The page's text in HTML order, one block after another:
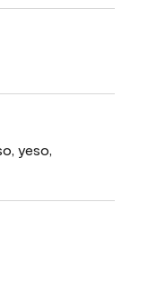
yeso,